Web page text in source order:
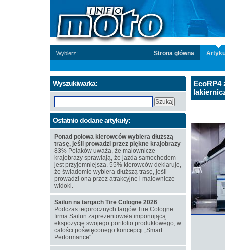
Wybierz: Strona główna
EcoRP4
Wyszukiwarka:
Ostatnio dodane artykuły:
Ponad połowa kierowców wybiera dłuższą
trasę, jeśli prowadzi przez piękne krajobrazy
83% Polaków uważa, że malownicze
krajobrazy sprawiają, że jazda samochodem
jest przyjemniejsza. 55% kierowców deklaruje,
że świadomie wybiera dłuższą trasę, jeśli
prowadzi ona przez atrakcyjne i malownicze
widoki.
Sailun na targach Tire Cologne 2026
Podczas tegorocznych targów Tire Cologne
firma Sailun zaprezentowała imponującą
ekspozycję swojego portfolio produktowego, w
całości poświęconego koncepcji „Smart
Performance".